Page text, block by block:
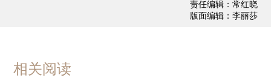
责任编辑：常红晓
版面编辑：李丽莎
相关阅读